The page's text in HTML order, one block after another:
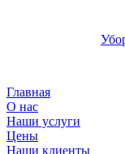
Главная
О нас
Наши услуги
Цены
Наши клиенты